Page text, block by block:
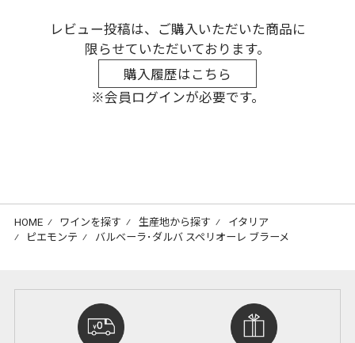
レビュー投稿は、ご購入いただいた商品に
限らせていただいております。
購入履歴はこちら
※会員ログインが必要です。
HOME ⁄ ワインを探す ⁄ 生産地から探す ⁄ イタリア
⁄ ピエモンテ ⁄ バルベーラ･ダルバ スペリオーレ ブラーメ